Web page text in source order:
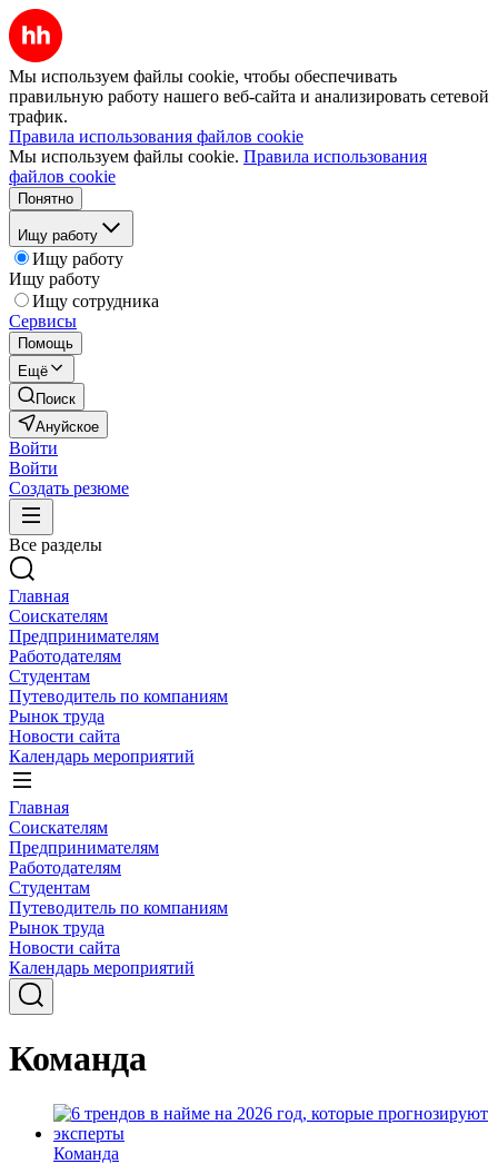
Мы используем файлы cookie, чтобы обеспечивать
правильную работу нашего веб-сайта и анализировать сетевой
трафик.
Правила использования файлов cookie
Мы используем файлы cookie. Правила использования
файлов cookie
Понятно
Ищу работу
Ищу работу
Ищу работу
Ищу сотрудника
Сервисы
Помощь
Ещё
Поиск
Ануйское
Войти
Войти
Создать резюме
Все разделы
Главная
Соискателям
Предпринимателям
Работодателям
Студентам
Путеводитель по компаниям
Рынок труда
Новости сайта
Календарь мероприятий
Главная
Соискателям
Предпринимателям
Работодателям
Студентам
Путеводитель по компаниям
Рынок труда
Новости сайта
Календарь мероприятий
Команда
Команда